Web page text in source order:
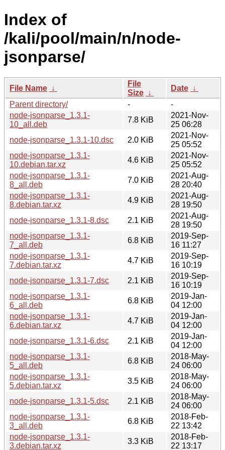
Index of
/kali/pool/main/n/node-
jsonparse/
File Name ↓
File
Size ↓
Date ↓
Parent directory/
-
-
node-jsonparse_1.3.1-
10_all.deb
7.8 KiB
2021-Nov-
25 06:28
node-jsonparse_1.3.1-10.dsc
2.0 KiB
2021-Nov-
25 05:52
node-jsonparse_1.3.1-
10.debian.tar.xz
4.6 KiB
2021-Nov-
25 05:52
node-jsonparse_1.3.1-
8_all.deb
7.0 KiB
2021-Aug-
28 20:40
node-jsonparse_1.3.1-
8.debian.tar.xz
4.9 KiB
2021-Aug-
28 19:50
node-jsonparse_1.3.1-8.dsc
2.1 KiB
2021-Aug-
28 19:50
node-jsonparse_1.3.1-
7_all.deb
6.8 KiB
2019-Sep-
16 11:27
node-jsonparse_1.3.1-
7.debian.tar.xz
4.7 KiB
2019-Sep-
16 10:19
node-jsonparse_1.3.1-7.dsc
2.1 KiB
2019-Sep-
16 10:19
node-jsonparse_1.3.1-
6_all.deb
6.8 KiB
2019-Jan-
04 12:00
node-jsonparse_1.3.1-
6.debian.tar.xz
4.7 KiB
2019-Jan-
04 12:00
node-jsonparse_1.3.1-6.dsc
2.1 KiB
2019-Jan-
04 12:00
node-jsonparse_1.3.1-
5_all.deb
6.8 KiB
2018-May-
24 06:00
node-jsonparse_1.3.1-
5.debian.tar.xz
3.5 KiB
2018-May-
24 06:00
node-jsonparse_1.3.1-5.dsc
2.1 KiB
2018-May-
24 06:00
node-jsonparse_1.3.1-
3_all.deb
6.8 KiB
2018-Feb-
22 13:42
node-jsonparse_1.3.1-
3.debian.tar.xz
3.3 KiB
2018-Feb-
22 13:17